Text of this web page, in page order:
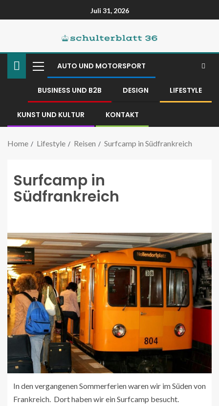
Juli 31, 2026
AUTO UND MOTORSPORT
BUSINESS UND B2B DESIGN LIFESTYLE
KUNST UND KULTUR KONTAKT
Home Lifestyle Reisen Surfcamp in Südfrankreich
Surfcamp in
Südfrankreich
In den vergangenen Sommerferien waren wir im Süden von
Frankreich. Dort haben wir ein Surfcamp besucht.